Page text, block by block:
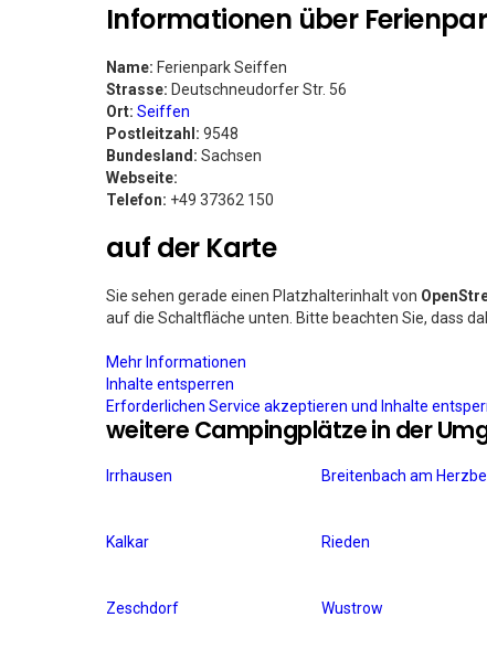
Informationen über
Name: Ferienpark Seiffen
Strasse: Deutschneudorfer Str. 56
Ort: Seiffen
Postleitzahl: 9548
Bundesland: Sachsen
Webseite:
Telefon: +49 37362 150
auf der Karte
Sie sehen gerade einen Platzhalterinhalt von
auf die Schaltfläche unten. Bitte beachten Sie, dass
Mehr Informationen
Inhalte entsperren
Erforderlichen Service akzeptieren und Inhalte
weitere Campingplätze in der
Irrhausen Breitenbach am
Kalkar Rieden
Zeschdorf Wustrow